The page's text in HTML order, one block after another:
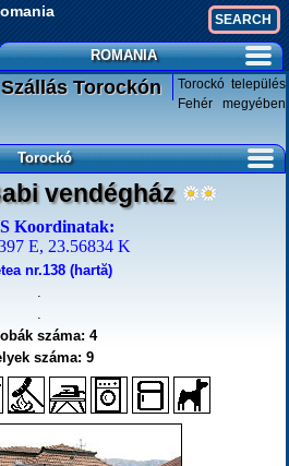
ROMANIA
Torockón
Torockó település
Fehér megyében
Torockó
vendégház
Koordinatak:
E, 23.56834 K
nr.138 (hartă)
.
.
száma: 4
száma: 9